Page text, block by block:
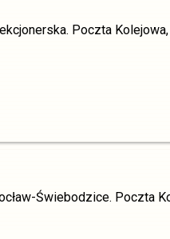
Poczta
Świebodzice. Poczta